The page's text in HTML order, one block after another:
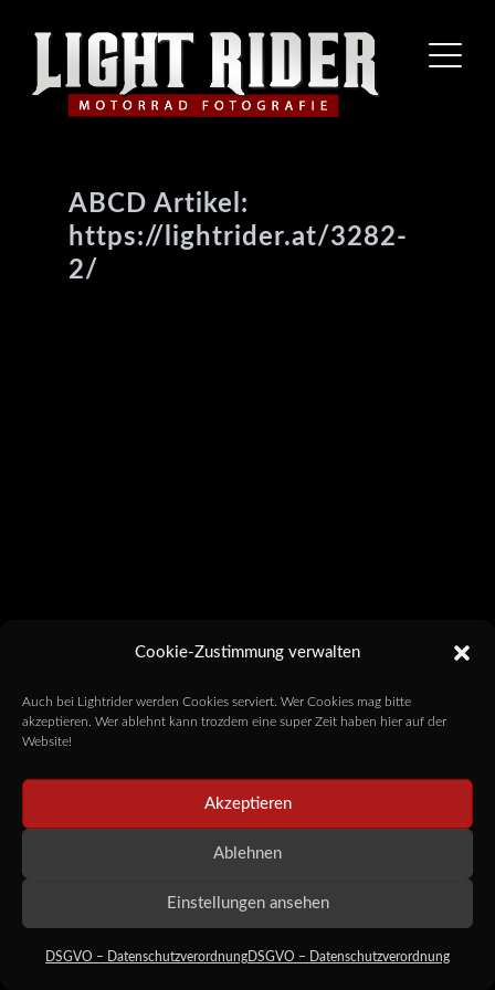
Cookie-Zustimmung verwalten
Auch bei Lightrider werden Cookies serviert. Wer Cookies mag bitte
akzeptieren. Wer ablehnt kann trozdem eine super Zeit haben hier auf der
Website!
Akzeptieren
Ablehnen
Einstellungen ansehen
DSGVO – Datenschutzverordnung DSGVO – Datenschutzverordnung
ABCD Artikel:
https://lightrider.at/3282-
2/